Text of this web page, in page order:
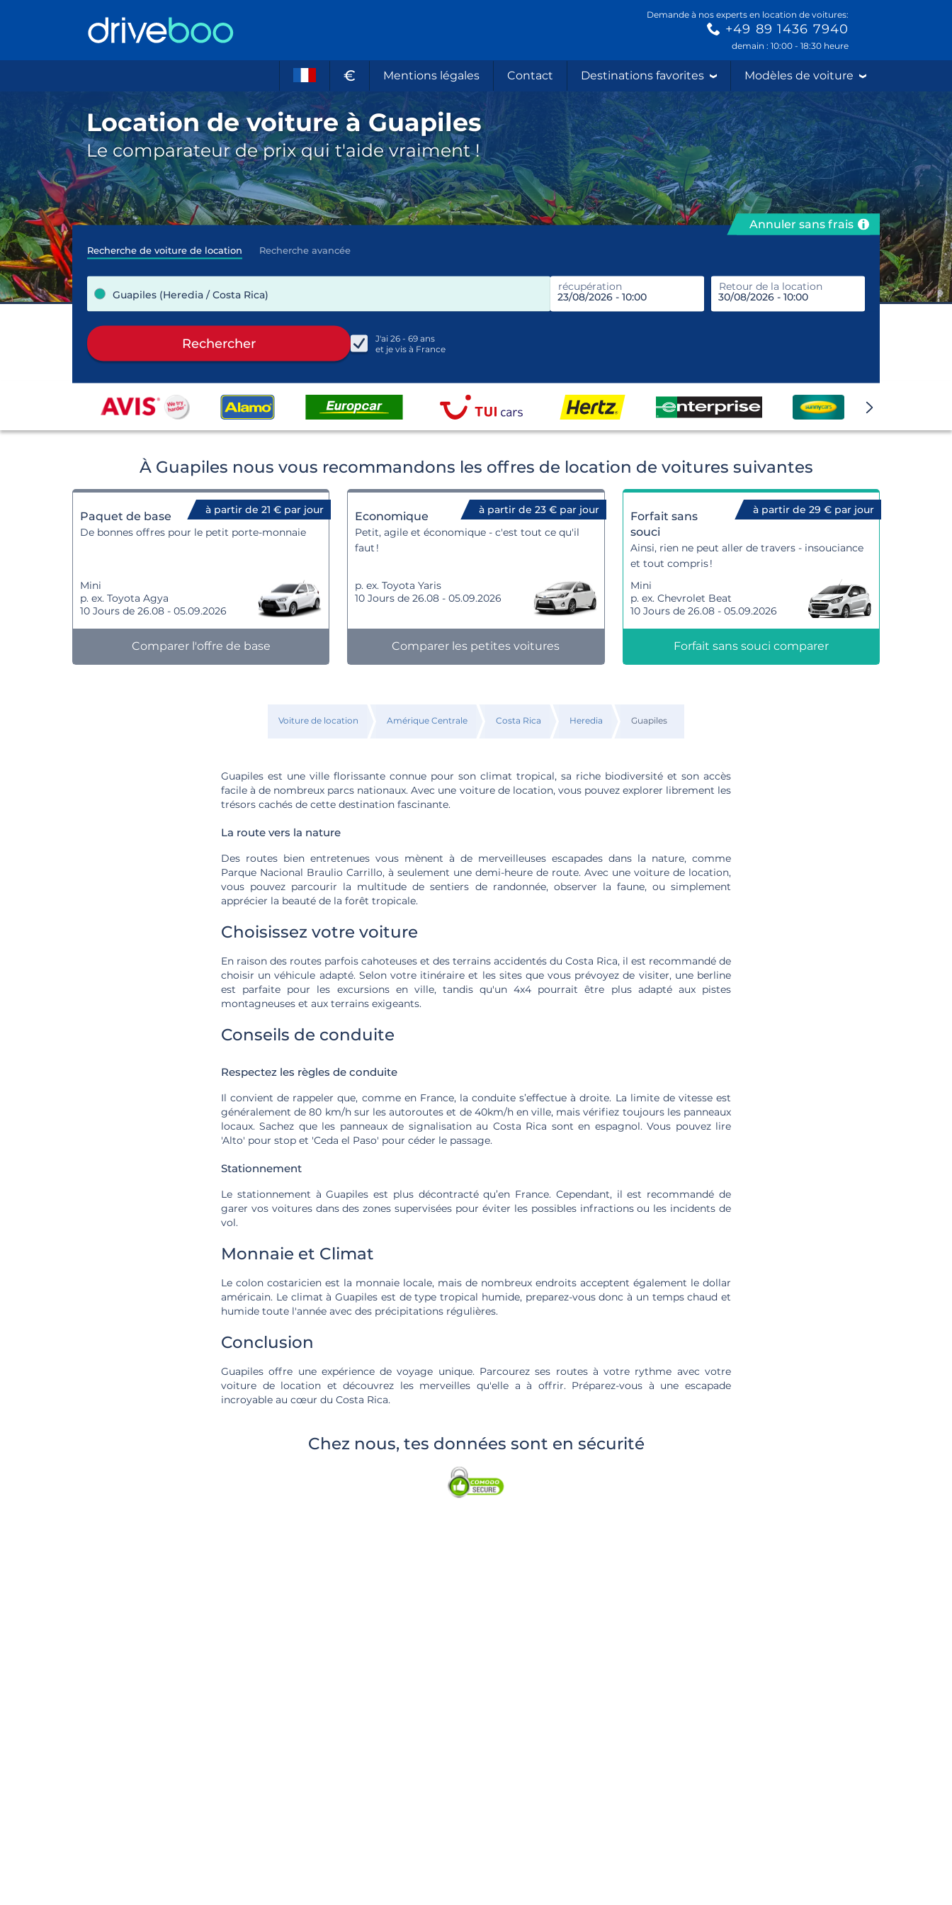
Demande à nos experts en location de voitures:
+49 89 1436 7940
demain : 10:00 - 18:30 heure
€ Mentions légales Contact Destinations favorites Modèles de voiture
Location de voiture à Guapiles
Le comparateur de prix qui t'aide vraiment !
Annuler sans frais
Recherche de voiture de location Recherche avancée
Guapiles (Heredia / Costa Rica)
récupération Retour de la location
prendre
J'ai 26 - 69 ans
et je vis à France
Rechercher
À Guapiles nous vous recommandons les offres de location de voitures suivantes
à partir de 21 € par jour
Paquet de base
De bonnes offres pour le petit porte-monnaie
Mini
p. ex. Toyota Agya
10 Jours de 26.08 - 05.09.2026
Comparer l'offre de base
à partir de 23 € par jour
Economique
Petit, agile et économique - c'est tout ce qu'il
faut !
p. ex. Toyota Yaris
10 Jours de 26.08 - 05.09.2026
Comparer les petites voitures
à partir de 29 € par jour
Forfait sans
souci
Ainsi, rien ne peut aller de travers - insouciance
et tout compris !
Mini
p. ex. Chevrolet Beat
10 Jours de 26.08 - 05.09.2026
Forfait sans souci comparer
Voiture de location Amérique Centrale Costa Rica Heredia Guapiles
Guapiles est une ville florissante connue pour son climat tropical, sa riche biodiversité et son accès
facile à de nombreux parcs nationaux. Avec une voiture de location, vous pouvez explorer librement les
trésors cachés de cette destination fascinante.
La route vers la nature
Des routes bien entretenues vous mènent à de merveilleuses escapades dans la nature, comme
Parque Nacional Braulio Carrillo, à seulement une demi-heure de route. Avec une voiture de location,
vous pouvez parcourir la multitude de sentiers de randonnée, observer la faune, ou simplement
apprécier la beauté de la forêt tropicale.
Choisissez votre voiture
En raison des routes parfois cahoteuses et des terrains accidentés du Costa Rica, il est recommandé de
choisir un véhicule adapté. Selon votre itinéraire et les sites que vous prévoyez de visiter, une berline
est parfaite pour les excursions en ville, tandis qu'un 4x4 pourrait être plus adapté aux pistes
montagneuses et aux terrains exigeants.
Conseils de conduite
Respectez les règles de conduite
Il convient de rappeler que, comme en France, la conduite s’effectue à droite. La limite de vitesse est
généralement de 80 km/h sur les autoroutes et de 40km/h en ville, mais vérifiez toujours les panneaux
locaux. Sachez que les panneaux de signalisation au Costa Rica sont en espagnol. Vous pouvez lire
'Alto' pour stop et 'Ceda el Paso' pour céder le passage.
Stationnement
Le stationnement à Guapiles est plus décontracté qu’en France. Cependant, il est recommandé de
garer vos voitures dans des zones supervisées pour éviter les possibles infractions ou les incidents de
vol.
Monnaie et Climat
Le colon costaricien est la monnaie locale, mais de nombreux endroits acceptent également le dollar
américain. Le climat à Guapiles est de type tropical humide, preparez-vous donc à un temps chaud et
humide toute l'année avec des précipitations régulières.
Conclusion
Guapiles offre une expérience de voyage unique. Parcourez ses routes à votre rythme avec votre
voiture de location et découvrez les merveilles qu'elle a à offrir. Préparez-vous à une escapade
incroyable au cœur du Costa Rica.
Chez nous, tes données sont en sécurité